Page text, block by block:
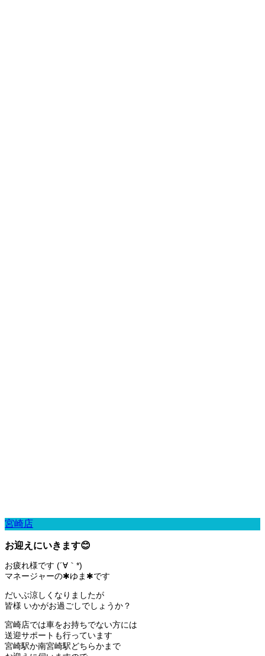
宮崎店
お迎えにいきます😊
お疲れ様です (´∀｀*)
マネージャーの✱ゆま✱です
だいぶ涼しくなりましたが
皆様 いかがお過ごしでしょうか？
宮崎店では車をお持ちでない方には
送迎サポートも行っています
宮崎駅か南宮崎駅どちらかまで